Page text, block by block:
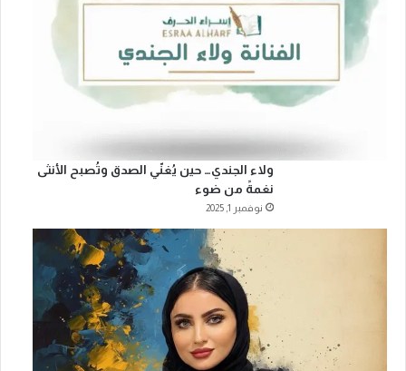
ولاء الجندي… حين يُغنّي الصدق وتُصبح الأنثى
نغمةً من ضوء
نوفمبر 1, 2025